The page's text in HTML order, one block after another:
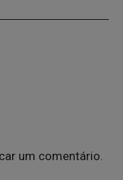
um comentário.